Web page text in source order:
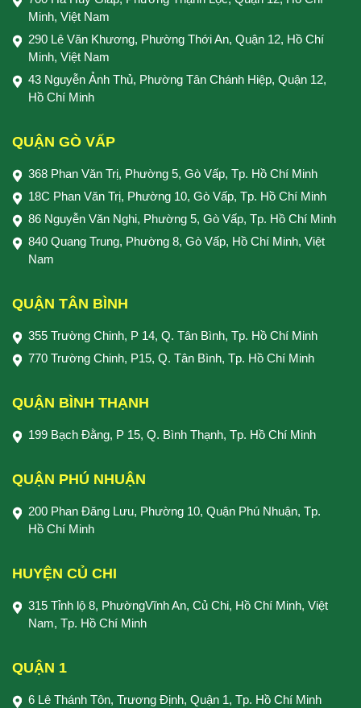
Minh, Việt Nam
290 Lê Văn Khương, Phường Thới An, Quận 12, Hồ Chí
Minh, Việt Nam
43 Nguyễn Ảnh Thủ, Phường Tân Chánh Hiệp, Quận 12,
Hồ Chí Minh
QUẬN GÒ VẤP
368 Phan Văn Trị, Phường 5, Gò Vấp, Tp. Hồ Chí Minh
18C Phan Văn Trị, Phường 10, Gò Vấp, Tp. Hồ Chí Minh
86 Nguyễn Văn Nghi, Phường 5, Gò Vấp, Tp. Hồ Chí Minh
840 Quang Trung, Phường 8, Gò Vấp, Hồ Chí Minh, Việt
Nam
QUẬN TÂN BÌNH
355 Trường Chinh, P 14, Q. Tân Bình, Tp. Hồ Chí Minh
770 Trường Chinh, P15, Q. Tân Bình, Tp. Hồ Chí Minh
QUẬN BÌNH THẠNH
199 Bạch Đằng, P 15, Q. Bình Thạnh, Tp. Hồ Chí Minh
QUẬN PHÚ NHUẬN
200 Phan Đăng Lưu, Phường 10, Quận Phú Nhuận, Tp.
Hồ Chí Minh
HUYỆN CỦ CHI
315 Tỉnh lộ 8, PhườngVĩnh An, Củ Chi, Hồ Chí Minh, Việt
Nam, Tp. Hồ Chí Minh
QUẬN 1
6 Lê Thánh Tôn, Trương Định, Quận 1, Tp. Hồ Chí Minh